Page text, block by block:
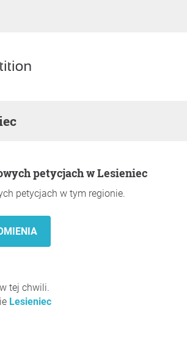
petycjach w Lesieniec
petycjach w tym regionie.
tej chwili.
Lesieniec